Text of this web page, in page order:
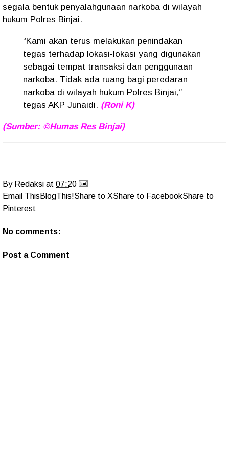
segala bentuk penyalahgunaan narkoba di wilayah
hukum Polres Binjai.
“Kami akan terus melakukan penindakan
tegas terhadap lokasi-lokasi yang digunakan
sebagai tempat transaksi dan penggunaan
narkoba. Tidak ada ruang bagi peredaran
narkoba di wilayah hukum Polres Binjai,”
tegas AKP Junaidi. (Roni K)
(Sumber: ©Humas Res Binjai)
By Redaksi at 07:20
Email This BlogThis!Share to XShare to FacebookShare to
Pinterest
No comments:
Post a Comment